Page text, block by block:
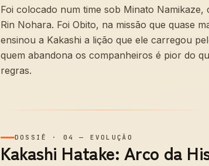
Foi colocado num time sob Minato Namikaze,
Rin Nohara. Foi Obito, na missão que quase
ensinou a Kakashi a lição que ele carregou
quem abandona os companheiros é pior do
regras.
DOSSIÊ · 04 — EVOLUÇÃO
Kakashi Hatake: Arco da